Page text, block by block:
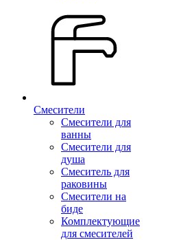
Смесители
Смесители для
ванны
Смесители для
душа
Смеситель для
раковины
Смесители на
биде
Комплектующие
для смесителей